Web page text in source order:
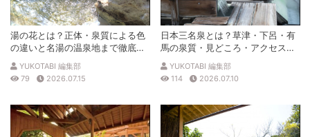
湯の花とは？正体・泉質による色
の違いと名湯の温泉地まで徹底解
説
YUKOTABI 編集部
79
2026.07.15
日本三名泉とは？草津・下呂・有
馬の泉質・見どころ・アクセスを
徹底解説
YUKOTABI 編集部
114
2026.07.10